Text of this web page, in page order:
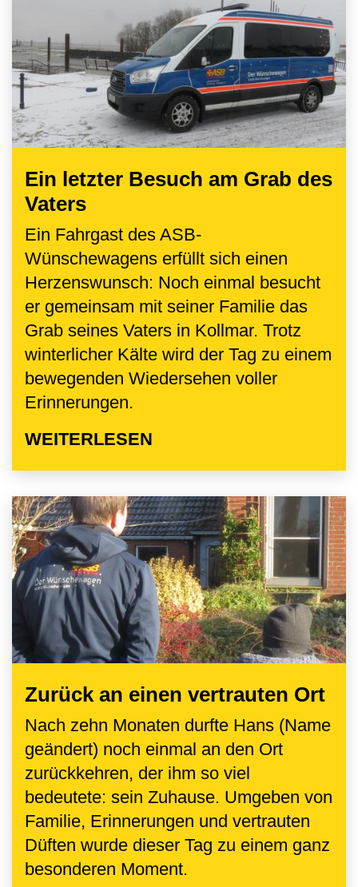
Ein letzter Besuch am Grab des
Vaters
Ein Fahrgast des ASB-
Wünschewagens erfüllt sich einen
Herzenswunsch: Noch einmal besucht
er gemeinsam mit seiner Familie das
Grab seines Vaters in Kollmar. Trotz
winterlicher Kälte wird der Tag zu einem
bewegenden Wiedersehen voller
Erinnerungen.
WEITERLESEN
Zurück an einen vertrauten Ort
Nach zehn Monaten durfte Hans (Name
geändert) noch einmal an den Ort
zurückkehren, der ihm so viel
bedeutete: sein Zuhause. Umgeben von
Familie, Erinnerungen und vertrauten
Düften wurde dieser Tag zu einem ganz
besonderen Moment.